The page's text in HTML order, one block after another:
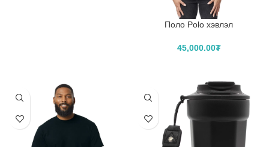
Поло Polo хэвлэл
45,000.00₮